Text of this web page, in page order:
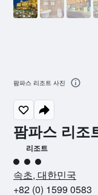
팜파스 리조
리조트
3​성급
속초, 대한민국
+82 (0) 1599 0583
팜파스 리조트 사진